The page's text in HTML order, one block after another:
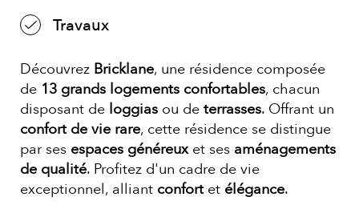
Travaux
Découvrez Bricklane, une résidence composée
de 13 grands logements confortables, chacun
disposant de loggias ou de terrasses. Offrant un
confort de vie rare, cette résidence se distingue
par ses espaces généreuxet ses aménagements
de qualité. Profitez d'un cadre de vie
exceptionnel, alliant confortet élégance.